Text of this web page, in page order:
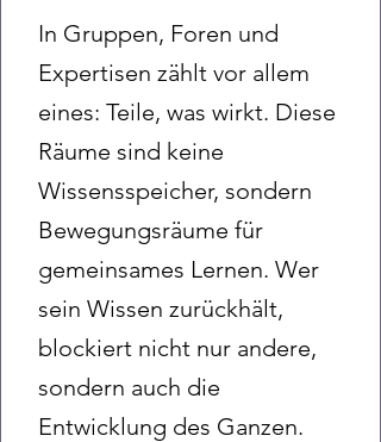
In Gruppen, Foren und
Expertisen zählt vor allem
eines: Teile, was wirkt. Diese
Räume sind keine
Wissensspeicher, sondern
Bewegungsräume für
gemeinsames Lernen. Wer
sein Wissen zurückhält,
blockiert nicht nur andere,
sondern auch die
Entwicklung des Ganzen.